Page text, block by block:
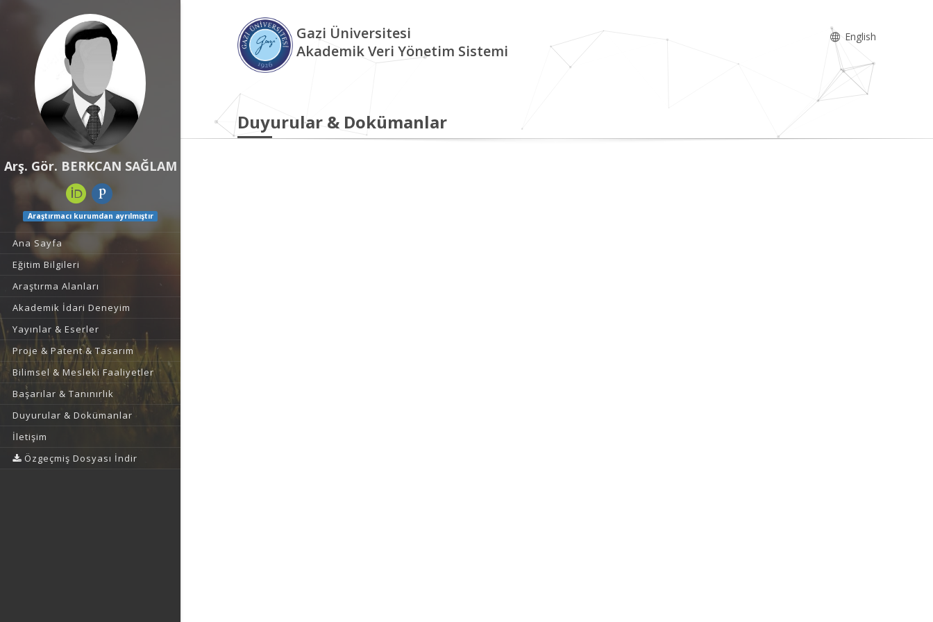
Arş. Gör. BERKCAN SAĞLAM
Araştırmacı kurumdan ayrılmıştır
Ana Sayfa
Eğitim Bilgileri
Araştırma Alanları
Akademik İdari Deneyim
Yayınlar & Eserler
Proje & Patent & Tasarım
Bilimsel & Mesleki Faaliyetler
Başarılar & Tanınırlık
Duyurular & Dokümanlar
İletişim
Özgeçmiş Dosyası İndir
Gazi Üniversitesi
Akademik Veri Yönetim Sistemi
English
Duyurular & Dokümanlar